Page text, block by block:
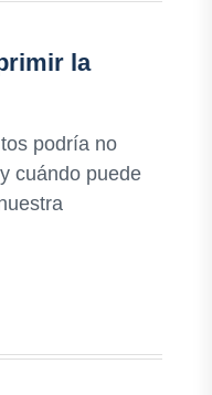
la
podría no
cuándo puede